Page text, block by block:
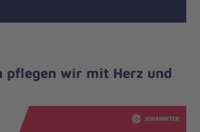
pflegen wir mit Herz und